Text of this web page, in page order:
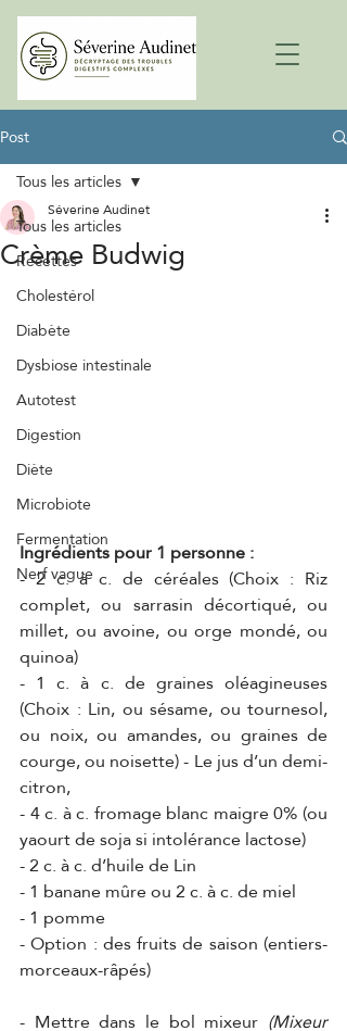
Post
Tous les articles
Recettes
Cholestérol
Diabète
Dysbiose intestinale
Autotest
Digestion
Diète
Microbiote
Fermentation
Nerf vague
Tous les articles
Crème Budwig
Séverine Audinet
Ingrédients pour 1 personne :
- 2 c. à c. de céréales (Choix : Riz
complet, ou sarrasin décortiqué, ou
millet, ou avoine, ou orge mondé, ou
quinoa)
- 1 c. à c. de graines oléagineuses
(Choix : Lin, ou sésame, ou tournesol,
ou noix, ou amandes, ou graines de
courge, ou noisette) - Le jus d’un demi-
citron,
- 4 c. à c. fromage blanc maigre 0% (ou
yaourt de soja si intolérance lactose)
- 2 c. à c. d’huile de Lin
- 1 banane mûre ou 2 c. à c. de miel
- 1 pomme
- Option : des fruits de saison (entiers-
morceaux-râpés)
- Mettre dans le bol mixeur (Mixeur